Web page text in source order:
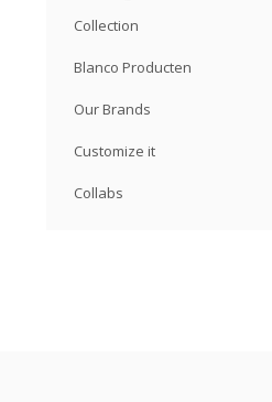
Collection
Blanco Producten
Our Brands
Customize it
Collabs